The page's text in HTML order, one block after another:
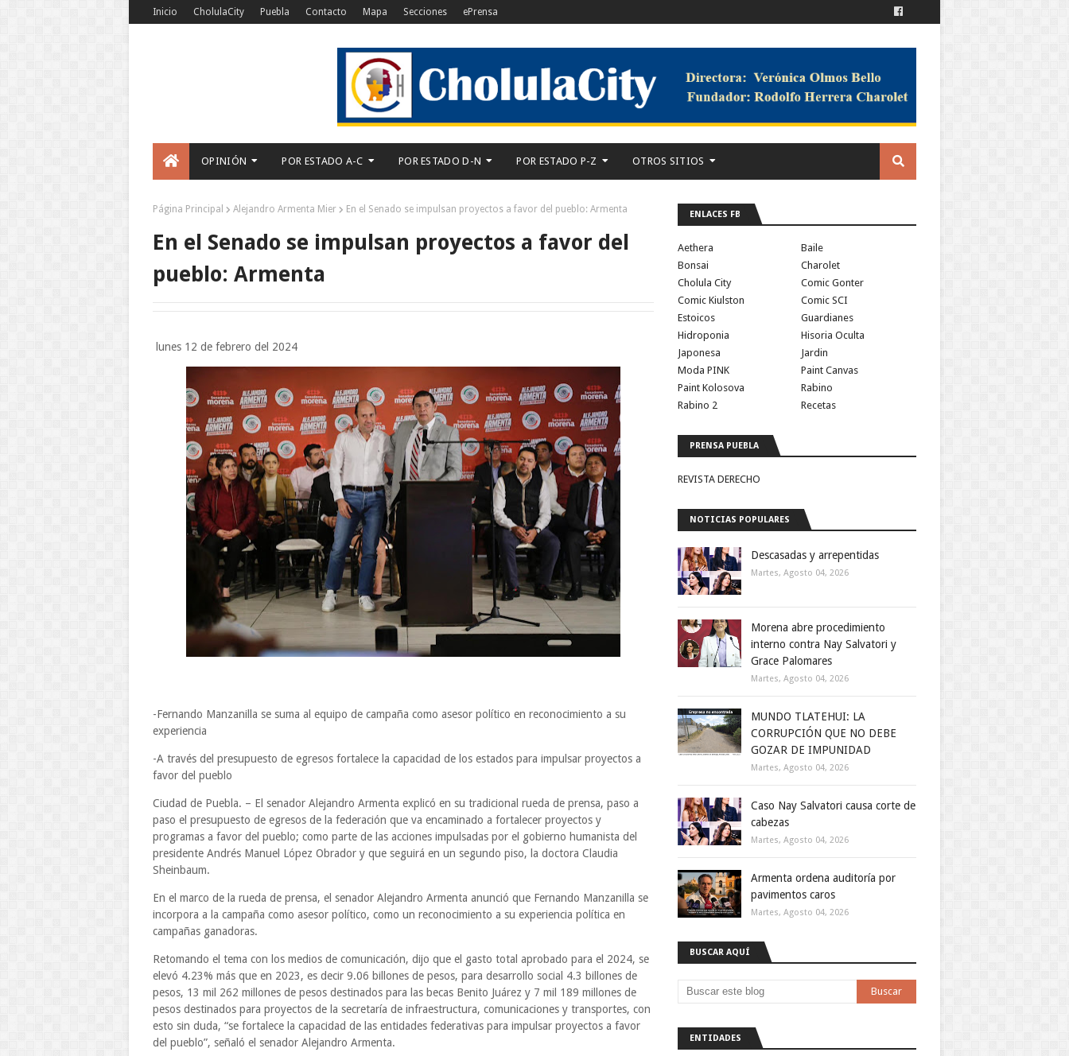
Inicio CholulaCity Puebla Contacto Mapa Secciones ePrensa
OPINIÓN POR ESTADO A-C POR ESTADO D-N POR ESTADO P-Z OTROS SITIOS
Página Principal Alejandro Armenta Mier En el Senado se impulsan proyectos a favor del pueblo: Armenta
En el Senado se impulsan proyectos a favor del
pueblo: Armenta
lunes 12 de febrero del 2024
-Fernando Manzanilla se suma al equipo de campaña como asesor político en reconocimiento a su
experiencia
-A través del presupuesto de egresos fortalece la capacidad de los estados para impulsar proyectos a
favor del pueblo
Ciudad de Puebla. – El senador Alejandro Armenta explicó en su tradicional rueda de prensa, paso a
paso el presupuesto de egresos de la federación que va encaminado a fortalecer proyectos y
programas a favor del pueblo; como parte de las acciones impulsadas por el gobierno humanista del
presidente Andrés Manuel López Obrador y que seguirá en un segundo piso, la doctora Claudia
Sheinbaum.
En el marco de la rueda de prensa, el senador Alejandro Armenta anunció que Fernando Manzanilla se
incorpora a la campaña como asesor político, como un reconocimiento a su experiencia política en
campañas ganadoras.
Retomando el tema con los medios de comunicación, dijo que el gasto total aprobado para el 2024, se
elevó 4.23% más que en 2023, es decir 9.06 billones de pesos, para desarrollo social 4.3 billones de
pesos, 13 mil 262 millones de pesos destinados para las becas Benito Juárez y 7 mil 189 millones de
pesos destinados para proyectos de la secretaría de infraestructura, comunicaciones y transportes, con
esto sin duda, “se fortalece la capacidad de las entidades federativas para impulsar proyectos a favor
del pueblo”, señaló el senador Alejandro Armenta.
ENLACES FB
Aethera
Baile
Bonsai
Charolet
Cholula City
Comic Gonter
Comic Kiulston
Comic SCI
Estoicos
Guardianes
Hidroponia
Hisoria Oculta
Japonesa
Jardin
Moda PINK
Paint Canvas
Paint Kolosova
Rabino
Rabino 2
Recetas
PRENSA PUEBLA
REVISTA DERECHO
NOTICIAS POPULARES
Descasadas y arrepentidas
Martes, Agosto 04, 2026
Morena abre procedimiento
interno contra Nay Salvatori y
Grace Palomares
Martes, Agosto 04, 2026
MUNDO TLATEHUI: LA
CORRUPCIÓN QUE NO DEBE
GOZAR DE IMPUNIDAD
Martes, Agosto 04, 2026
Caso Nay Salvatori causa corte de
cabezas
Martes, Agosto 04, 2026
Armenta ordena auditoría por
pavimentos caros
Martes, Agosto 04, 2026
BUSCAR AQUÍ
ENTIDADES